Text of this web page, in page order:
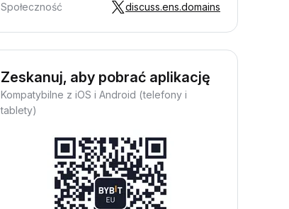
Społeczność
discuss.ens.domains
Zeskanuj, aby pobrać aplikację
Kompatybilne z iOS i Android (telefony i
tablety)